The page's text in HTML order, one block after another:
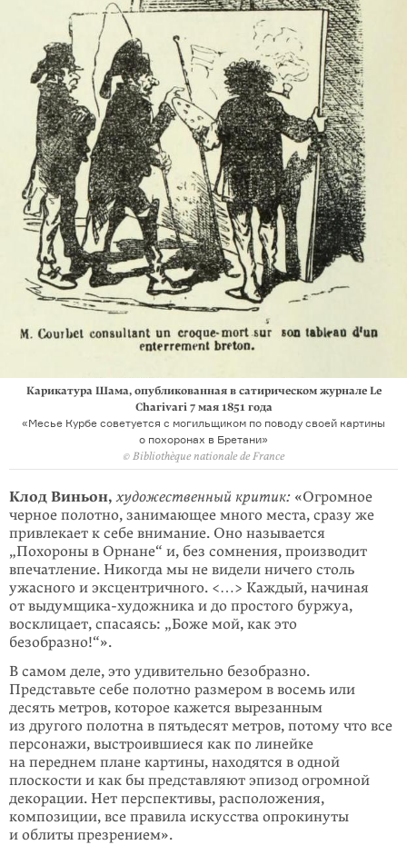
Карикатура Шама, опубликованная в сатирическом журнале Le
Charivari 7 мая 1851 года
«Месье Курбе советуется с могильщиком по поводу своей картины
о похоронах в Бретани»
© Bibliothèque nationale de France
Клод Виньон, художественный критик: «Огромное
черное полотно, занимающее много места, сразу же
привлекает к себе внимание. Оно называется
„Похороны в Орнане“ и, без сомнения, производит
впечатление. Никогда мы не видели ничего столь
ужасного и эксцентричного. <…> Каждый, начиная
от выдумщика-художника и до простого буржуа,
восклицает, спасаясь: „Боже мой, как это
безобразно!“».
В самом деле, это удивительно безобразно.
Представьте себе полотно размером в восемь или
десять метров, которое кажется вырезанным
из другого полотна в пятьдесят метров, потому что все
персонажи, выстроившиеся как по линейке
на переднем плане картины, находятся в одной
плоскости и как бы представляют эпизод огромной
декорации. Нет перспективы, расположения,
композиции, все правила искусства опрокинуты
и облиты презрением».